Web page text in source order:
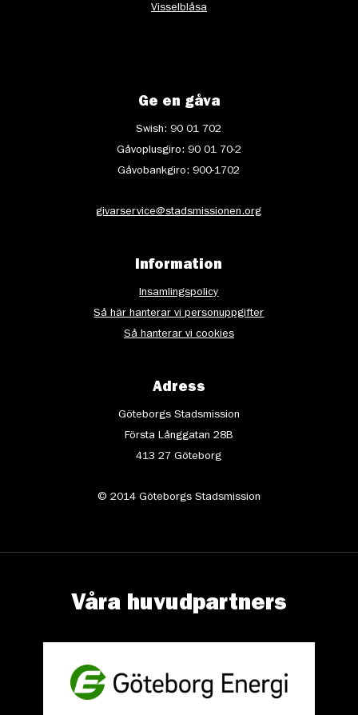
Visselblåsa
Ge en gåva
Swish: 90 01 702
Gåvoplusgiro: 90 01 70-2
Gåvobankgiro: 900-1702
givarservice@stadsmissionen.org
Information
Insamlingspolicy
Så här hanterar vi personuppgifter
Så hanterar vi cookies
Adress
Göteborgs Stadsmission
Första Långgatan 28B
413 27 Göteborg
© 2014 Göteborgs Stadsmission
Våra huvudpartners